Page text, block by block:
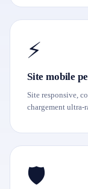
⚡
Site mobile
Site responsive,
chargement ultra-
🛡️